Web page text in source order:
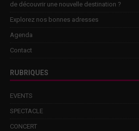
de découvrir une nouvelle destination ?
Explorez nos bonnes adresses
Agenda
Contact
RUBRIQUES
EVENTS
SPECTACLE
CONCERT